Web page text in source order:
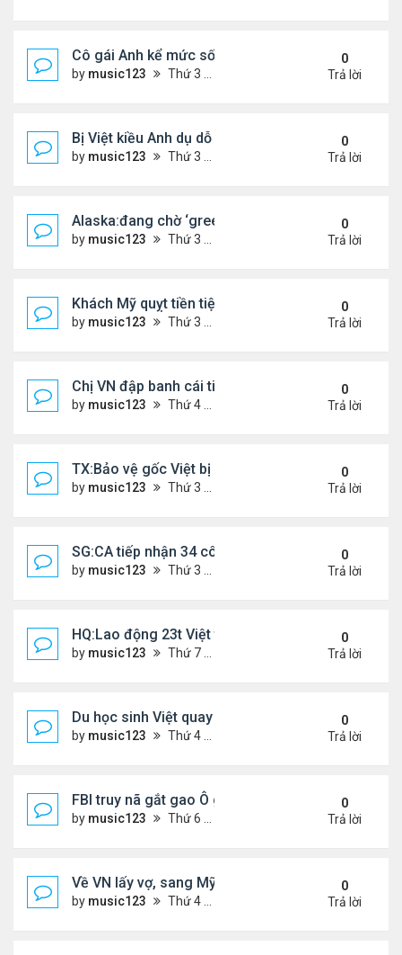
Cô gái Anh kể mức sống 'rẻ khó tin' ở Đà Nẵng
by music123 Thứ 3 Tháng 3 31, 2026 4:52 pm
0
Trả lời
Bị Việt kiều Anh dụ dỗ "chuyển tiền - nhận quà"...
by music123 Thứ 3 Tháng 3 31, 2026 4:41 pm
0
Trả lời
Alaska:đang chờ ‘green card,’ đi trình diện ICE, bị
by music123 Thứ 3 Tháng 3 31, 2026 4:29 pm
0
Trả lời
Khách Mỹ quỵt tiền tiệm nail người Việt
by music123 Thứ 3 Tháng 3 31, 2026 4:25 pm
0
Trả lời
Chị VN đập banh cái tiệm Dollar Tree
by music123 Thứ 4 Tháng 3 25, 2026 7:25 pm
0
Trả lời
TX:Bảo vệ gốc Việt bị bắn trọng thương trong vụ
by music123 Thứ 3 Tháng 3 24, 2026 6:27 pm
0
Trả lời
SG:CA tiếp nhận 34 công dân VN bị Mỹ trục xuất
by music123 Thứ 3 Tháng 3 24, 2026 5:09 pm
0
Trả lời
HQ:Lao động 23t Việt tử vong do bị cuốn vào máy
by music123 Thứ 7 Tháng 3 21, 2026 4:50 pm
0
Trả lời
Du học sinh Việt quay lén hơn 100 phụ nữ trong
by music123 Thứ 4 Tháng 3 18, 2026 6:53 pm
0
Trả lời
FBI truy nã gắt gao Ô gốc Việt tại Mỹ
by music123 Thứ 6 Tháng 3 13, 2026 8:33 pm
0
Trả lời
Về VN lấy vợ, sang Mỹ sống lại mâu thuẫn
by music123 Thứ 4 Tháng 3 11, 2026 4:49 pm
0
Trả lời